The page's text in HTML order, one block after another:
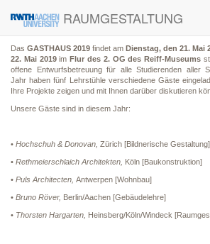
RAUMGESTALTUNG
Das GASTHAUS 2019 findet am Dienstag, den 21. Mai
22. Mai 2019imFlur des 2. OG des Reiff-Museums
offene Entwurfsbetreuung für alle Studierenden aller
Jahr haben fünf Lehrstühle verschiedene Gäste
Ihre Projekte zeigen und mit Ihnen darüber diskutieren
Unsere Gäste sind in diesem Jahr:
• Hochschuh & Donovan, Zürich [Bildnerische Gestaltung]
• Rethmeierschlaich Architekten, Köln [Baukonstruktion]
• Puls Architecten, Antwerpen [Wohnbau]
• Bruno Röver, Berlin/Aachen [Gebäudelehre]
• Thorsten Hargarten, Heinsberg/Köln/Windeck